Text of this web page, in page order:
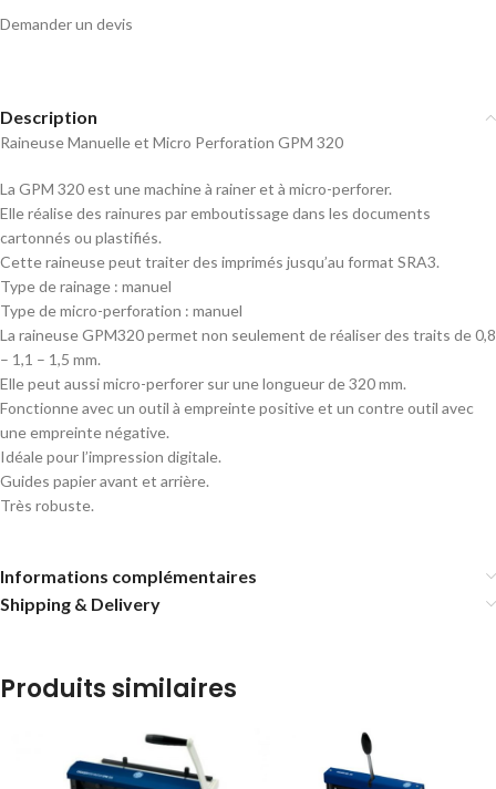
Demander un devis
Description
Raineuse Manuelle et Micro Perforation GPM 320
La GPM 320 est une machine à rainer et à micro-perforer.
Elle réalise des rainures par emboutissage dans les documents
cartonnés ou plastifiés.
Cette raineuse peut traiter des imprimés jusqu’au format SRA3.
Type de rainage : manuel
Type de micro-perforation : manuel
La raineuse GPM320 permet non seulement de réaliser des traits de 0,8
– 1,1 – 1,5 mm.
Elle peut aussi micro-perforer sur une longueur de 320 mm.
Fonctionne avec un outil à empreinte positive et un contre outil avec
une empreinte négative.
Idéale pour l’impression digitale.
Guides papier avant et arrière.
Très robuste.
Informations complémentaires
Shipping & Delivery
Produits similaires